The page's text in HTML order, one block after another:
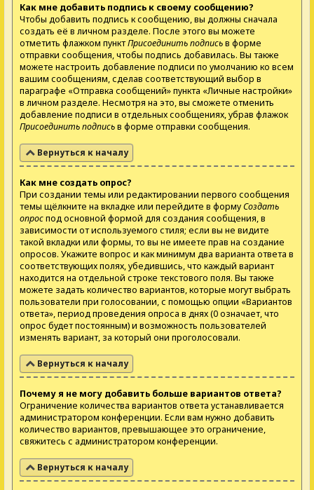
Как мне добавить подпись к своему сообщению?
Чтобы добавить подпись к сообщению, вы должны сначала
создать её в личном разделе. После этого вы можете
отметить флажком пунктПрисоединить подписьв форме
отправки сообщения, чтобы подпись добавилась. Вы также
можете настроить добавление подписи по умолчанию ко всем
вашим сообщениям, сделав соответствующий выбор в
параграфе «Отправка сообщений» пункта «Личные настройки»
в личном разделе. Несмотря на это, вы сможете отменить
добавление подписи в отдельных сообщениях, убрав флажок
Присоединить подписьв форме отправки сообщения.
Вернуться к началу
Как мне создать опрос?
При создании темы или редактировании первого сообщения
темы щёлкните на вкладке или перейдите в формуСоздать
опроспод основной формой для создания сообщения, в
зависимости от используемого стиля; если вы не видите
такой вкладки или формы, то вы не имеете прав на создание
опросов. Укажите вопрос и как минимум два варианта ответа в
соответствующих полях, убедившись, что каждый вариант
находится на отдельной строке текстового поля. Вы также
можете задать количество вариантов, которые могут выбрать
пользователи при голосовании, с помощью опции «Вариантов
ответа», период проведения опроса в днях (0 означает, что
опрос будет постоянным) и возможность пользователей
изменять вариант, за который они проголосовали.
Вернуться к началу
Почему я не могу добавить больше вариантов ответа?
Ограничение количества вариантов ответа устанавливается
администратором конференции. Если вам нужно добавить
количество вариантов, превышающее это ограничение,
свяжитесь с администратором конференции.
Вернуться к началу